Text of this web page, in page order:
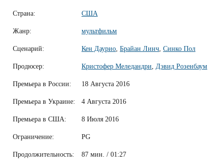
Страна: США
Жанр: мультфильм
Сценарий: Кен Даурио Брайан Линч Синко Пол
Продюсер: Кристофер Меледандри Дэвид Розенбаум
Премьера в России: 18 Августа 2016
Премьера в Украине: 4 Августа 2016
Премьера в США: 8 Июля 2016
Ограничение: PG
Продолжительность: 87 мин. / 01:27